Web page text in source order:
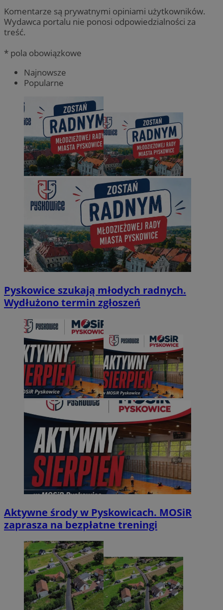
Komentarze są prywatnymi opiniami użytkowników.
Wydawca portalu nie ponosi odpowiedzialności za
treść.
* pola obowiązkowe
Najnowsze
Popularne
Pyskowice szukają młodych radnych.
Wydłużono termin zgłoszeń
Aktywne środy w Pyskowicach. MOSiR
zaprasza na bezpłatne treningi